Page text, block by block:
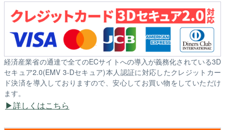
経済産業省の通達で全てのECサイトへの導入が義務化されている3D
セキュア2.0(EMV 3-Dセキュア)本人認証に対応したクレジットカー
ド決済を導入しておりますので、安心してお買い物をしていただけ
ます。
詳しくはこちら